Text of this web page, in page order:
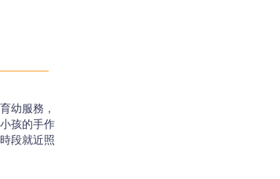
幼服務，
孩的手作
段就近照